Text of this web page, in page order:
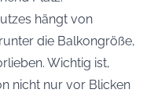
hängt von
die Balkongröße,
Wichtig ist,
nicht nur vor Blicken